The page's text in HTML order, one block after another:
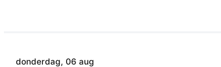
donderdag, 06 aug